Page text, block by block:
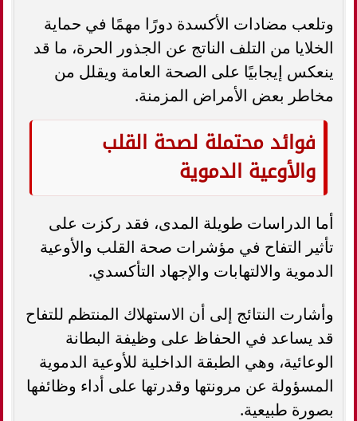
وتلعب مضادات الأكسدة دورًا مهمًا في حماية
الخلايا من التلف الناتج عن الجذور الحرة، ما قد
ينعكس إيجابيًا على الصحة العامة ويقلل من
مخاطر بعض الأمراض المزمنة.
فوائد محتملة لصحة القلب
والأوعية الدموية
أما الدراسات طويلة المدى، فقد ركزت على
تأثير التفاح في مؤشرات صحة القلب والأوعية
الدموية والالتهابات والإجهاد التأكسدي.
وأشارت النتائج إلى أن الاستهلاك المنتظم للتفاح
قد يساعد في الحفاظ على وظيفة البطانة
الوعائية، وهي الطبقة الداخلية للأوعية الدموية
المسؤولة عن مرونتها وقدرتها على أداء وظائفها
بصورة طبيعية.